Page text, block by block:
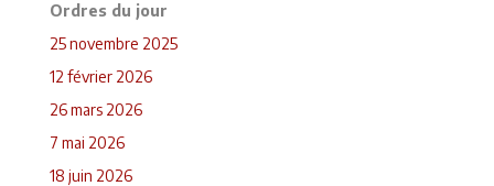
Ordres du jour
25 novembre 2025
12 février 2026
26 mars 2026
7 mai 2026
18 juin 2026